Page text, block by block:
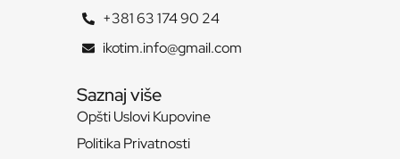
+381 63 174 90 24
ikotim.info@gmail.com
Saznaj više
Opšti Uslovi Kupovine
Politika Privatnosti